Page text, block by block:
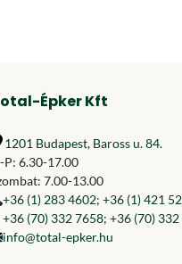
Épker Kft
1201 Budapest, Baross u. 84.
P: 6.30-17.00
7.00-13.00
+36 (1) 283 4602; +36 (1) 421
+36 (70) 332 7658; +36 (70)
info@total-epker.hu